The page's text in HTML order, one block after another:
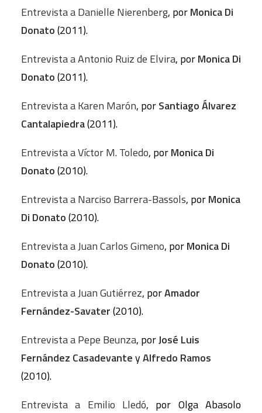
Entrevista a Danielle Nierenberg, porMonica Di
Donato(2011).
Entrevista a Antonio Ruiz de Elvira, porMonica Di
Donato(2011).
Entrevista a Karen Marón, porSantiago Álvarez
Cantalapiedra(2011).
Entrevista a Víctor M. Toledo, porMonica Di
Donato(2010).
Entrevista a Narciso Barrera-Bassols, porMonica
Di Donato(2010).
Entrevista a Juan Carlos Gimeno, porMonica Di
Donato(2010).
Entrevista a Juan Gutiérrez, porAmador
Fernández-Savater(2010).
Entrevista a Pepe Beunza, porJosé Luis
Fernández CasadevanteyAlfredo Ramos
(2010).
Entrevista a Emilio Lledó, por Olga Abasolo